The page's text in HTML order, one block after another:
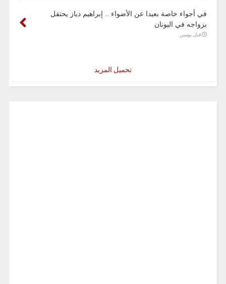
في أجواء خاصة بعيدا عن الأضواء .. إبراهيم دياز يحتفل
بزواجه في اليونان
قبل يومين
تحميل المزيد